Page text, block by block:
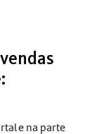
e na parte